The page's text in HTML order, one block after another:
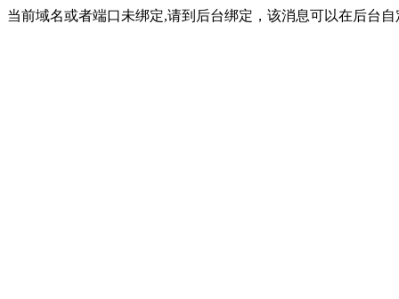
当前域名或者端口未绑定,请到后台绑定，该消息可以在后台自